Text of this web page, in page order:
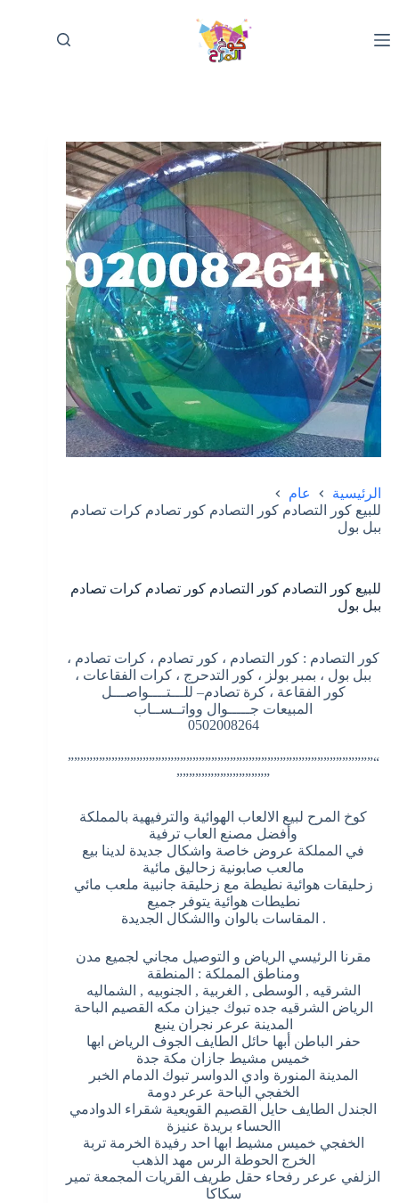
المحتوى
الرئيسية
عام
للبيع كور التصادم كور التصادم كور تصادم كرات تصادم
ببل بول
للبيع كور التصادم كور التصادم كور تصادم كرات تصادم
ببل بول
كور التصادم : كور التصادم ، كور تصادم ، كرات تصادم ،
ببل بول ، بمبر بولز ، كور التدحرج ، كرات الفقاعات ،
كور الفقاعة ، كرة تصادم– للـــتــــواصـــل
المبيعات جـــــوال وواتــســاب
0502008264
“”””””””””””””””””””””””””””””””””””””””””””””””””
”””””””””””””””
كوخ المرح لبيع الالعاب الهوائية والترفيهية بالمملكة
وأفضل مصنع العاب ترفية
في المملكة عروض خاصة واشكال جديدة لدينا بيع
مالعب صابونية زحاليق مائية
زحليقات هوائية نطيطة مع زحليقة جانبية ملعب مائي
نطيطات هوائية يتوفر جميع
. المقاسات بالوان واالشكال الجديدة
مقرنا الرئيسي الرياض و التوصيل مجاني لجميع مدن
ومناطق المملكة : المنطقة
الشرقيه , الوسطى , الغربية , الجنوبيه , الشماليه
الرياض الشرقيه جده تبوك جيزان مكه القصيم الباحة
المدينة عرعر نجران ينبع
حفر الباطن أبها حائل الطايف الجوف الرياض ابها
خميس مشيط جازان مكة جدة
المدينة المنورة وادي الدواسر تبوك الدمام الخبر
الخفجي الباحة عرعر دومة
الجندل الطايف حايل القصيم القويعية شقراء الدوادمي
االحساء بريدة عنيزة
الخفجي خميس مشيط ابها احد رفيدة الخرمة تربة
الخرج الحوطة الرس مهد الذهب
الزلفي عرعر رفحاء حقل طريف القريات المجمعة تمير
سكاكا